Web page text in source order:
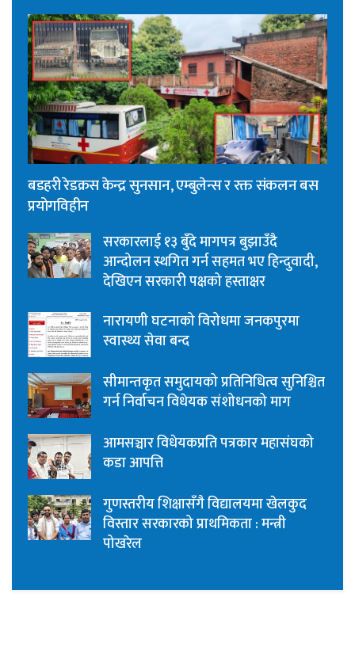
बडहरी रेडक्रस केन्द्र सुनसान, एम्बुलेन्स र रक्त संकलन बस
प्रयोगविहीन
सरकारलाई १३ बुँदे मागपत्र बुझाउँदै
आन्दोलन स्थगित गर्न सहमत भए हिन्दुवादी,
देखिएन सरकारी पक्षको हस्ताक्षर
नारायणी घटनाको विरोधमा जनकपुरमा
स्वास्थ्य सेवा बन्द
सीमान्तकृत समुदायको प्रतिनिधित्व सुनिश्चित
गर्न निर्वाचन विधेयक संशोधनको माग
आमसञ्चार विधेयकप्रति पत्रकार महासंघको
कडा आपत्ति
गुणस्तरीय शिक्षासँगै विद्यालयमा खेलकुद
विस्तार सरकारको प्राथमिकता : मन्त्री
पोखरेल